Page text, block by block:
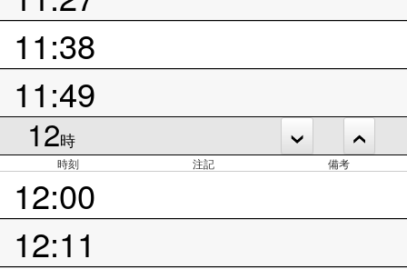
11:38
11:49
12時
時刻 注記 備考
12:00
12:11